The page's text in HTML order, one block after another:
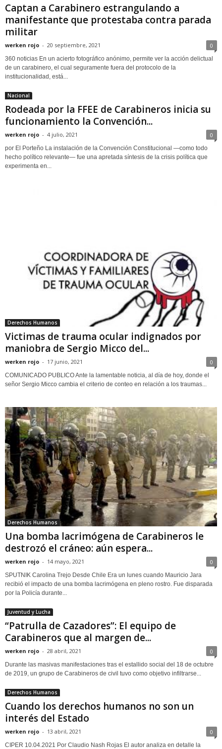
Captan a Carabinero estrangulando a
manifestante que protestaba contra parada
militar
werken rojo - 20 septiembre, 2021 0
360 noticias En un acierto fotográfico anónimo, permite ver la acción delictual
de un carabinero, el cual seguramente fuera del protocolo de la
institucionalidad, está...
Nacional
Rodeada por la FFEE de Carabineros inicia su
funcionamiento la Convención...
werken rojo - 4 julio, 2021 0
por El Porteño La instalación de la Convención Constitucional —como todo
hecho político relevante— fue una apretada síntesis de la crisis política que
experimenta en...
Derechos Humanos
Victimas de trauma ocular indignados por
maniobra de Sergio Micco del...
werken rojo - 17 junio, 2021 0
COMUNICADO PUBLICO Ante la lamentable noticia, al día de hoy, donde el
señor Sergio Micco cambia el criterio de conteo en relación a los traumas...
Derechos Humanos
Una bomba lacrimógena de Carabineros le
destrozó el cráneo: aún espera...
werken rojo - 14 mayo, 2021 0
SPUTNIK Carolina Trejo Desde Chile Era un lunes cuando Mauricio Jara
recibió el impacto de una bomba lacrimógena en pleno rostro. Fue disparada
por la Policía durante...
Juventud y Lucha
“Patrulla de Cazadores”: El equipo de
Carabineros que al margen de...
werken rojo - 28 abril, 2021 0
Durante las masivas manifestaciones tras el estallido social del 18 de octubre
de 2019, un grupo de Carabineros de civil tuvo como objetivo infiltrarse...
Derechos Humanos
Cuando los derechos humanos no son un
interés del Estado
werken rojo - 13 abril, 2021 0
CIPER 10.04.2021 Por Claudio Nash Rojas El autor analiza en detalle la